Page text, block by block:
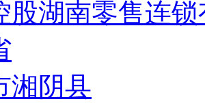
股湖南零售连
湘阴县